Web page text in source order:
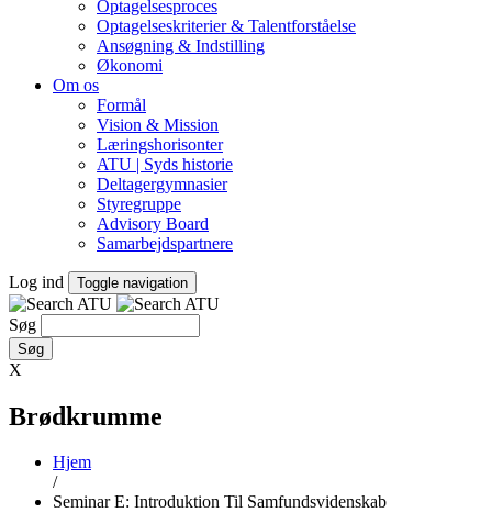
Optagelsesproces
Optagelseskriterier & Talentforståelse
Ansøgning & Indstilling
Økonomi
Om os
Formål
Vision & Mission
Læringshorisonter
ATU | Syds historie
Deltagergymnasier
Styregruppe
Advisory Board
Samarbejdspartnere
Log ind Toggle navigation
Søg
X
Brødkrumme
Hjem
/
Seminar E: Introduktion Til Samfundsvidenskab